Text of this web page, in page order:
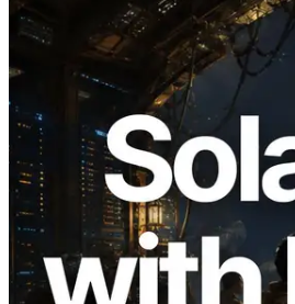
2026.08.05
ERPC, Solana Leader
7개 리전 ping 측정으로